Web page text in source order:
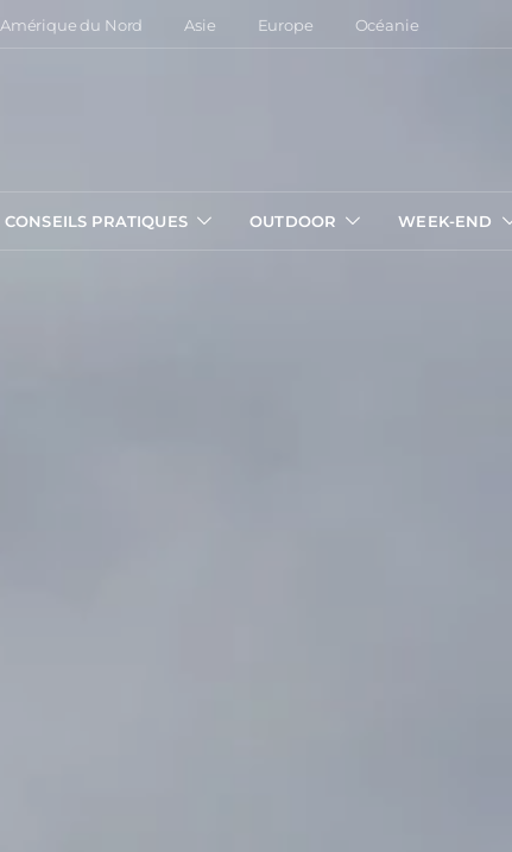
Amérique du Nord Asie Europe Océanie
CONSEILS PRATIQUES OUTDOOR WEEK-END